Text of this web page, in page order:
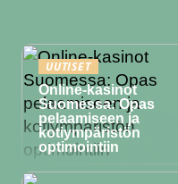
UUTISET
Online-kasinot
Suomessa: Opas
pelaamiseen ja
kotiympäristön
optimointiin